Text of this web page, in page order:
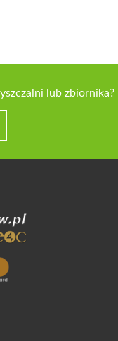
lub zbiornika?